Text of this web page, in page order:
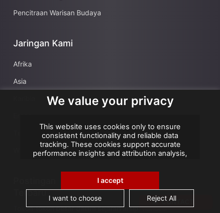
Pencitraan Warisan Budaya
Jaringan Kami
Afrika
Asia
Timur Tengah
Wilayah Seberang Laut Prancis
Terbaru
Tokoh-tokoh besar dalam sejarah arsip: Kanselir
CONTACT
We value your privacy
This website uses cookies only to ensure
consistent functionality and reliable data
tracking. These cookies support accurate
performance insights and attribution analysis,
use cookies for advertising or remarketing, and
no personal data is sold or shared with third
parties. By clicking "Accept All", you consent to
our use of cookies.
I accept
I want to choose Reject All